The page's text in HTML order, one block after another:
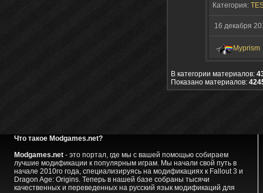
Категория:
16 декабря
Myprism
В категории материалов:
Показано материалов:
Что такое Modgames.net?
Modgames.net- это портал, где мы с вашей помощью собираем
лучшие модификации к популярным играм. Мы начали свой путь в
начале 2010го года, специализируясь на модификациях к Fallout 3 и
Dragon Age: Origins. Теперь в нашей базе собраны тысячи
качественных и переведенных на русский язык модификаций для